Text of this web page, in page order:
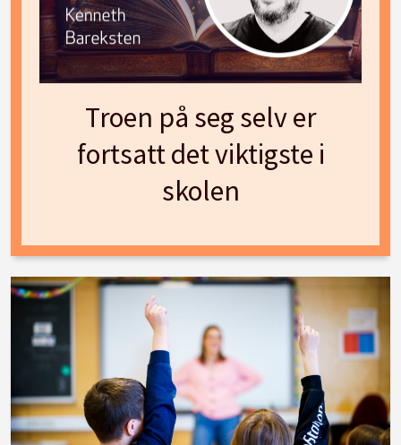
Troen på seg selv er
fortsatt det viktigste i
skolen